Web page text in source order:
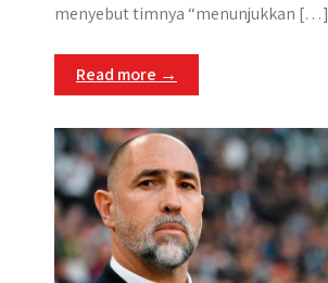
menyebut timnya “menunjukkan […]
Read more →